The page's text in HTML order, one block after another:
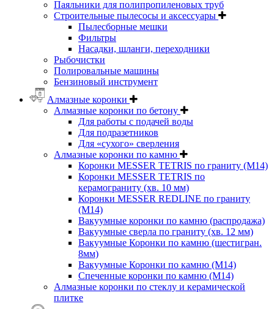
Паяльники для полипропиленовых труб
Строительные пылесосы и аксессуары
Пылесборные мешки
Фильтры
Насадки, шланги, переходники
Рыбочистки
Полировальные машины
Бензиновый инструмент
Алмазные коронки
Алмазные коронки по бетону
Для работы с подачей воды
Для подразетников
Для «сухого» сверления
Алмазные коронки по камню
Коронки MESSER TETRIS по граниту (М14)
Коронки MESSER TETRIS по
керамограниту (хв. 10 мм)
Коронки MESSER REDLINE по граниту
(М14)
Вакуумные коронки по камню (распродажа)
Вакуумные сверла по граниту (хв. 12 мм)
Вакуумные Коронки по камню (шестигран.
8мм)
Вакуумные Коронки по камню (M14)
Спеченные коронки по камню (M14)
Алмазные коронки по стеклу и керамической
плитке